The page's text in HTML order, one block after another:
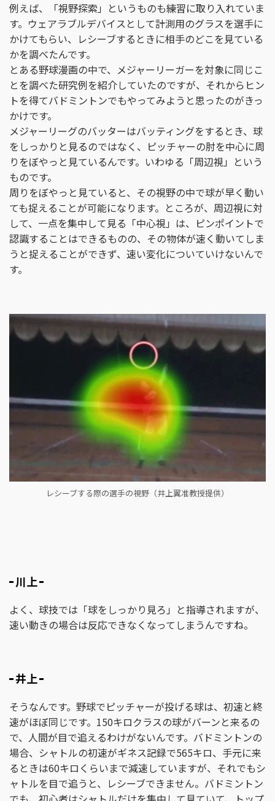
例えば、「視野探索」というものも練習に取り入れていま
す。ウェアラブルデバイスとして計測用のグラスを選手に
かけてもらい、レシーブするときに相手のどこを見ている
かを調べたんです。
とある野球漫画の中で、メジャーリーガーを対象に同じこ
とを調べた研究例を紹介していたのですが、それからヒン
トを得てバドミントンでもやってみようと思ったのがきっ
かけです。
メジャーリーグのバッターはバッティングをするとき、球
をしっかりと見るのではなく、ピッチャーの肘を中心に周
りをぼやっと見ているんです。いわゆる「周辺視」という
ものです。
周りをぼやっと見ていると、その視野の中で球が早く動い
ても捉えることが可能になります。ところが、周辺視に対
して、一点を集中して見る「中心視」は、ピンポイントで
認識することはできるものの、その物体が速く動いてしま
うと捉えることができず、速い変化についていけないんで
す。
レシーブする際の選手の視野（井上翼准教授提供）
川上
よく、球技では「球をしっかり見ろ」と指導されますが、
速い動きの場合は反応できなくなってしまうんですね。
井上
そうなんです。野球でピッチャーが投げる球は、初速と終
速がほぼ同じです。150キロクラスの球がバーンと来るの
で、人間が目で追えるわけがないんです。バドミントンの
場合、シャトルの初速がギネス記録で565キロ、手元に来
るときは60キロくらいまで減速していますが、それでもシ
ャトルを目で追うと、レシーブできません。バドミントン